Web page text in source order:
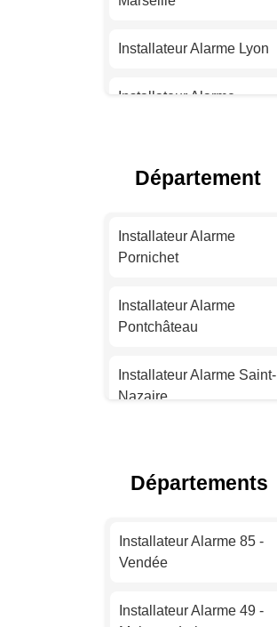
Installateur Alarme Lyon
Installateur Alarme
Installateur Alarme Nice
Nantes
Strasbourg
Montpellier
Installateur Alarme Lille
Installateur Alarme
Rennes
Installateur Alarme
Département
Installateur Alarme
Pornichet
Installateur Alarme
Pontchâteau
Installateur Alarme Saint-
Nazaire
Sainte-Luce-sur-Loire
Pornic
Départements
Installateur Alarme 85 -
Vendée
Installateur Alarme 49 -